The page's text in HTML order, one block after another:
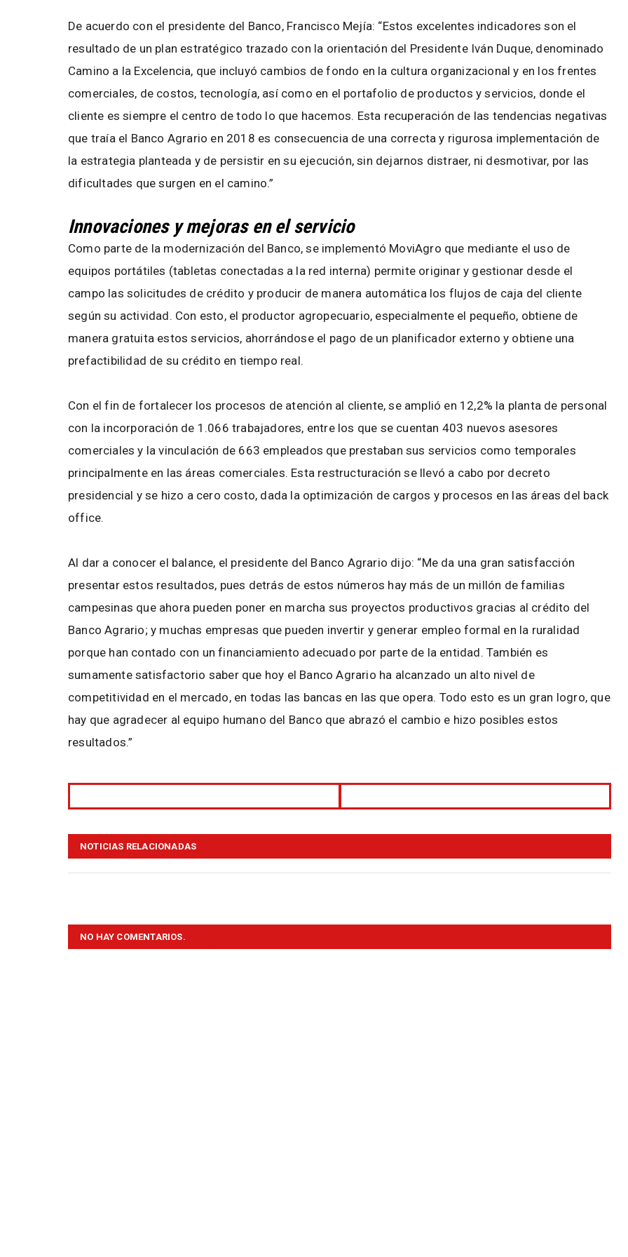
De acuerdo con el presidente del Banco, Francisco Mejía: “Estos excelentes indicadores son el
resultado de un plan estratégico trazado con la orientación del Presidente Iván Duque, denominado
Camino a la Excelencia, que incluyó cambios de fondo en la cultura organizacional y en los frentes
comerciales, de costos, tecnología, así como en el portafolio de productos y servicios, donde el
cliente es siempre el centro de todo lo que hacemos. Esta recuperación de las tendencias negativas
que traía el Banco Agrario en 2018 es consecuencia de una correcta y rigurosa implementación de
la estrategia planteada y de persistir en su ejecución, sin dejarnos distraer, ni desmotivar, por las
dificultades que surgen en el camino.”
Innovaciones y mejoras en el servicio
Como parte de la modernización del Banco, se implementó MoviAgro que mediante el uso de
equipos portátiles (tabletas conectadas a la red interna) permite originar y gestionar desde el
campo las solicitudes de crédito y producir de manera automática los flujos de caja del cliente
según su actividad. Con esto, el productor agropecuario, especialmente el pequeño, obtiene de
manera gratuita estos servicios, ahorrándose el pago de un planificador externo y obtiene una
prefactibilidad de su crédito en tiempo real.
Con el fin de fortalecer los procesos de atención al cliente, se amplió en 12,2% la planta de personal
con la incorporación de 1.066 trabajadores, entre los que se cuentan 403 nuevos asesores
comerciales y la vinculación de 663 empleados que prestaban sus servicios como temporales
principalmente en las áreas comerciales. Esta restructuración se llevó a cabo por decreto
presidencial y se hizo a cero costo, dada la optimización de cargos y procesos en las áreas del back
office.
Al dar a conocer el balance, el presidente del Banco Agrario dijo: “Me da una gran satisfacción
presentar estos resultados, pues detrás de estos números hay más de un millón de familias
campesinas que ahora pueden poner en marcha sus proyectos productivos gracias al crédito del
Banco Agrario; y muchas empresas que pueden invertir y generar empleo formal en la ruralidad
porque han contado con un financiamiento adecuado por parte de la entidad. También es
sumamente satisfactorio saber que hoy el Banco Agrario ha alcanzado un alto nivel de
competitividad en el mercado, en todas las bancas en las que opera. Todo esto es un gran logro, que
hay que agradecer al equipo humano del Banco que abrazó el cambio e hizo posibles estos
resultados.”
NOTICIAS RELACIONADAS
NO HAY COMENTARIOS.